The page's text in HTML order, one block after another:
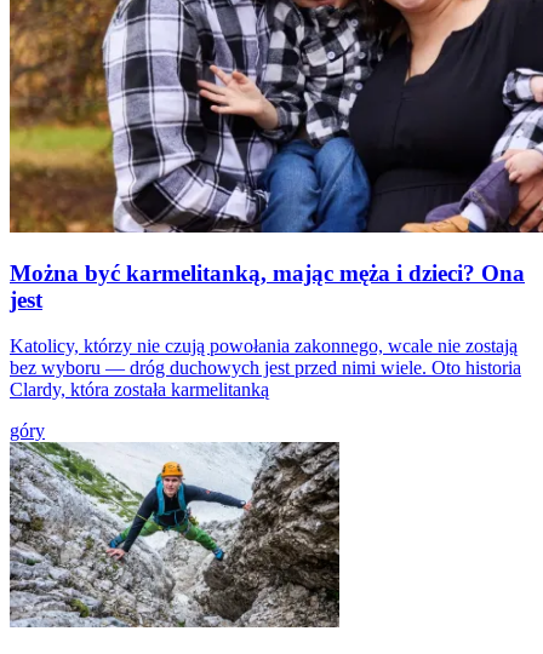
Można być karmelitanką, mając męża i dzieci? Ona
jest
Katolicy, którzy nie czują powołania zakonnego, wcale nie zostają
bez wyboru — dróg duchowych jest przed nimi wiele. Oto historia
Clardy, która została karmelitanką
góry